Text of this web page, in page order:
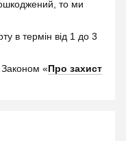
то ми
в термін від 1 до 3
Законом «Про захист